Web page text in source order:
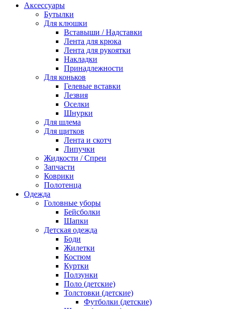
Аксессуары
Бутылки
Для клюшки
Вставыши / Надставки
Лента для крюка
Лента для рукоятки
Накладки
Принадлежности
Для коньков
Гелевые вставки
Лезвия
Оселки
Шнурки
Для шлема
Для щитков
Лента и скотч
Липучки
Жидкости / Спреи
Запчасти
Коврики
Полотенца
Одежда
Головные уборы
Бейсболки
Шапки
Детская одежда
Боди
Жилетки
Костюм
Куртки
Ползунки
Поло (детские)
Толстовки (детские)
Футболки (детские)